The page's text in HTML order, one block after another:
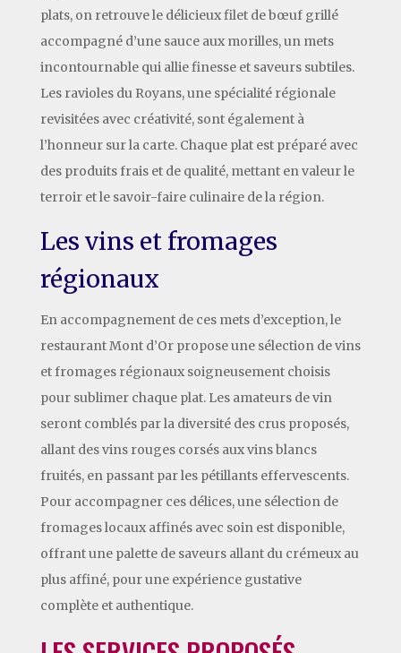
plats, on retrouve le délicieux filet de bœuf grillé
accompagné d’une sauce aux morilles, un mets
incontournable qui allie finesse et saveurs subtiles.
Les ravioles du Royans, une spécialité régionale
revisitées avec créativité, sont également à
l’honneur sur la carte. Chaque plat est préparé avec
des produits frais et de qualité, mettant en valeur le
terroir et le savoir-faire culinaire de la région.
Les vins et fromages
régionaux
En accompagnement de ces mets d’exception, le
restaurant Mont d’Or propose une sélection de vins
et fromages régionaux soigneusement choisis
pour sublimer chaque plat. Les amateurs de vin
seront comblés par la diversité des crus proposés,
allant des vins rouges corsés aux vins blancs
fruités, en passant par les pétillants effervescents.
Pour accompagner ces délices, une sélection de
fromages locaux affinés avec soin est disponible,
offrant une palette de saveurs allant du crémeux au
plus affiné, pour une expérience gustative
complète et authentique.